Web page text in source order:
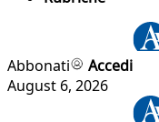
Abbonati
Accedi
August 6, 2026